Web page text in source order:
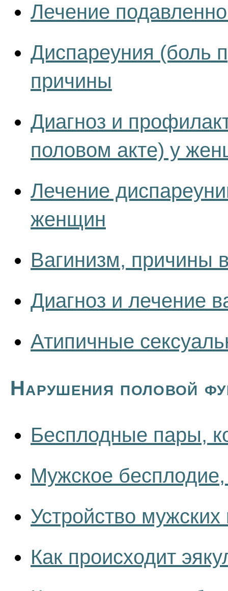
Лечение
Диспареуния (боль
причины
Диагноз и
половом акте) у
Лечение
женщин
Вагинизм, причины
Диагноз и лечение
Атипичные
Нарушения половой
Бесплодные пары,
Мужское
Устройство
Как происходит